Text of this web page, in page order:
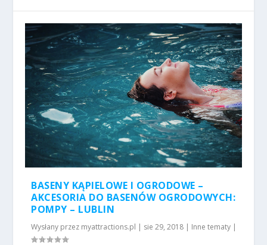
BASENY KĄPIELOWE I OGRODOWE –
AKCESORIA DO BASENÓW OGRODOWYCH:
POMPY – LUBLIN
Wysłany przez myattractions.pl | sie 29, 2018 | Inne tematy |